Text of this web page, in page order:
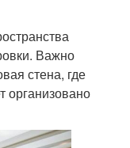
Важно
стена, где
организовано